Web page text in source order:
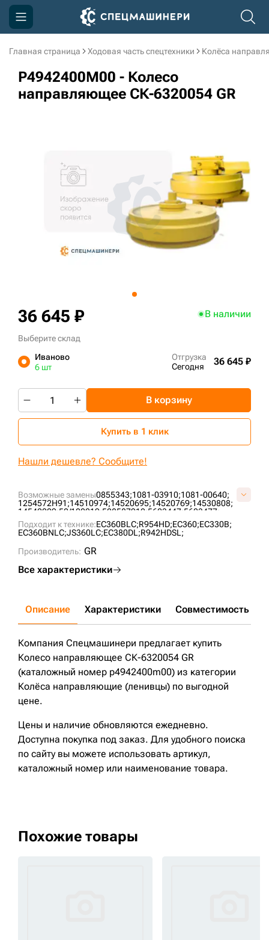
Главная страница Ходовая часть спецтехники Колёса
P4942400M00 - Колесо
направляющее СК-6320054 GR
Возможные замены0855343;1081-03910;1081-00640;
1254572H91;14510974;14520695;14520769;14530808;
14542009;50/100219;508587912;5603447;5603477;
5604043;
5607436;820030001; LH495; LH673;
LH75B;LK403;P4942400M00;P5020400M00;
SA1081-03910;UX101E1E;V1081-03910V;VLH495V;
VOE14520769;
VP494204;VP502004;
Подходит к технике:EC360BLC;R954HD;EC360;EC330B;
EC360BNLC;JS360LC;EC380DL;R942HDSL;
Производитель: GR
Все характеристики
36 645 ₽ В наличии
Выберите склад
Иваново
6 шт
Отгрузка
Сегодня
36 645 ₽
В корзину
Купить в 1 клик
Нашли дешевле? Сообщите!
Описание Характеристики Совместимость
Компания Спецмашинери предлагает купить
Колесо направляющее СК-6320054 GR
(каталожный номер p4942400m00) из категории
Колёса направляющие (ленивцы) по выгодной
цене.
Цены и наличие обновляются ежедневно.
Доступна покупка под заказ. Для удобного поиска
по сайту вы можете использовать артикул,
каталожный номер или наименование товара.
Похожие товары
Компания
Акции
3D тур по производству
3D тур по складам
sksale@skdst.ru